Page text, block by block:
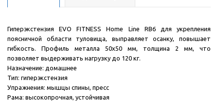
Гиперэкстензия EVO FITNESS Home Line RB6 для укрепления
поясничной области туловища, выправляет осанку, повышает
гибкость. Профиль металла 50х50 мм, толщина 2 мм, что
позволяет выдерживать нагрузку до 120 кг.
Назначение: домашнее
Тип: гиперэкстензия
Упражнения: мышцы спины, пресс
Рама: высокопрочная, устойчивая